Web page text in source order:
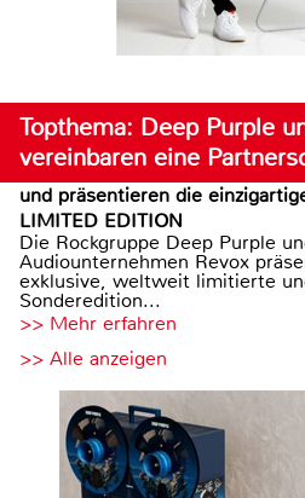
Topthema: Deep Purple
vereinbaren eine
und präsentieren die
LIMITED EDITION
Die Rockgruppe Deep Purple
Audiounternehmen Revox
exklusive, weltweit limitierte
Sonderedition...
>> Mehr erfahren
>> Alle anzeigen